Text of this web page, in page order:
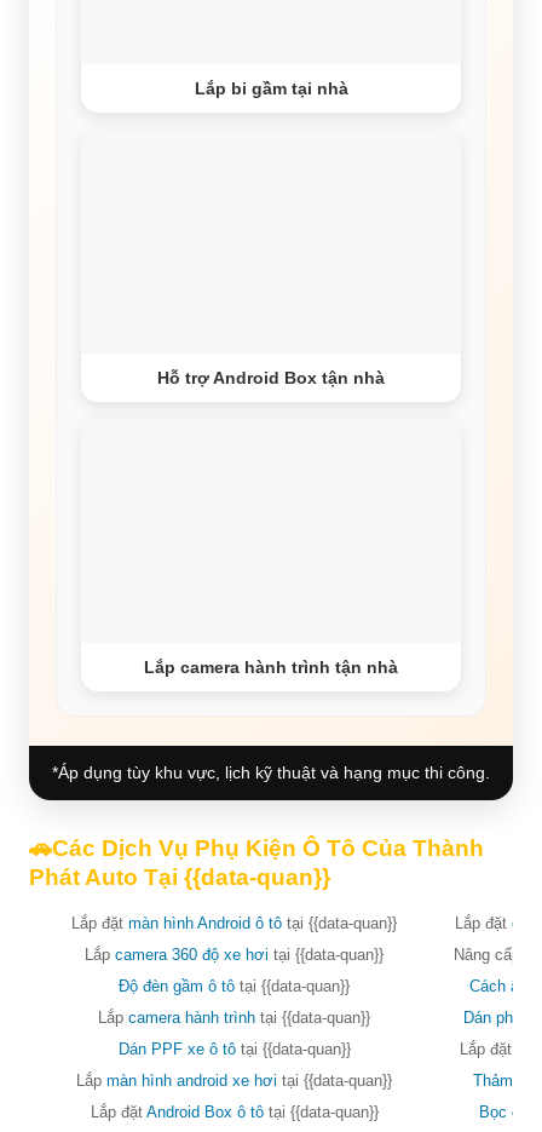
Lắp bi gầm tại nhà
Hỗ trợ Android Box tận nhà
Lắp camera hành trình tận nhà
*Áp dụng tùy khu vực, lịch kỹ thuật và hạng mục thi công.
🚗Các Dịch Vụ Phụ Kiện Ô Tô Của Thành
Phát Auto Tại {{data-quan}}
Lắp đặt màn hình Android ô tô tại {{data-quan}}
Lắp camera 360 độ xe hơi tại {{data-quan}}
Độ đèn gầm ô tô tại {{data-quan}}
Lắp camera hành trình tại {{data-quan}}
Dán PPF xe ô tôtại {{data-quan}}
Lắp màn hình android xe hơi tại {{data-quan}}
Lắp đặt Android Box ô tôtại {{data-quan}}
Lắp đặt
Nâng cấp
Cách âm
Dán phim
Lắp đặt
Thảm lót
Bọc ghế